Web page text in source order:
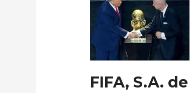
FIFA, S.A. de
S.A.
C.V